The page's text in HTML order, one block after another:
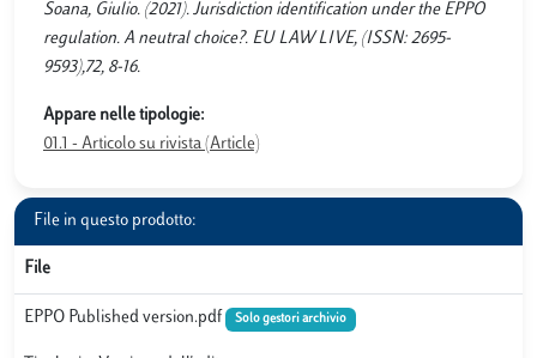
Soana, Giulio. (2021). Jurisdiction identification under the EPPO
regulation. A neutral choice?. EU LAW LIVE, (ISSN: 2695-
9593),72, 8-16.
Appare nelle tipologie:
01.1 - Articolo su rivista (Article)
File in questo prodotto:
File
EPPO Published version.pdf Solo gestori archivio